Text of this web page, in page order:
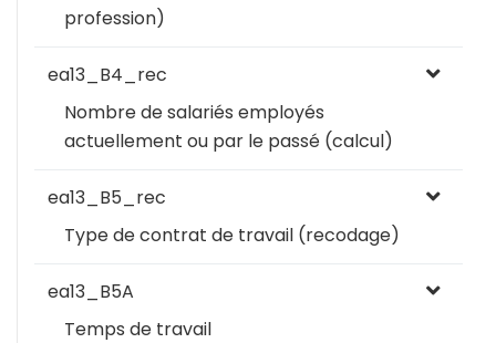
profession)
ea13_B4_rec
Nombre de salariés employés
actuellement ou par le passé (calcul)
ea13_B5_rec
Type de contrat de travail (recodage)
ea13_B5A
Temps de travail